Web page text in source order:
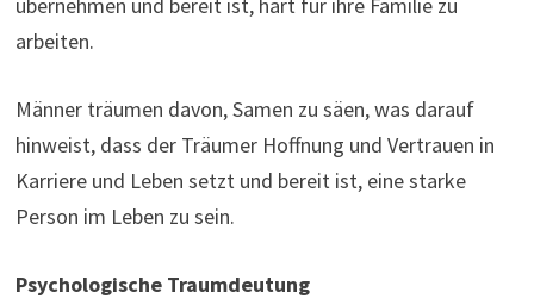
arbeiten.
Männer träumen davon, Samen zu säen, was darauf
hinweist, dass der Träumer Hoffnung und Vertrauen in
Karriere und Leben setzt und bereit ist, eine starke
Person im Leben zu sein.
Psychologische Traumdeutung